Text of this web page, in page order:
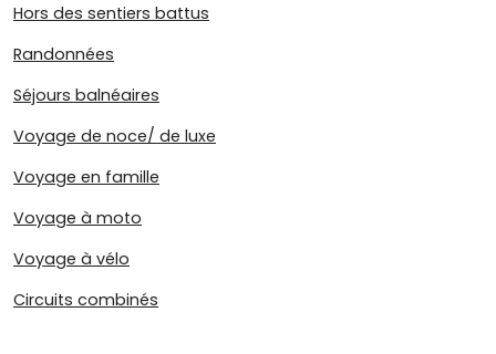
Hors des sentiers battus
Randonnées
Séjours balnéaires
Voyage de noce/ de luxe
Voyage en famille
Voyage à moto
Voyage à vélo
Circuits combinés